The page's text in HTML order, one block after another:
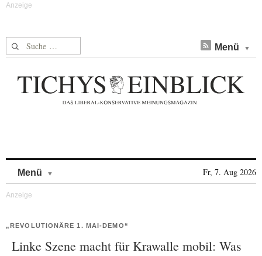
Suche nach: Menü
Menü Fr, 7. Aug 2026
„REVOLUTIONÄRE 1. MAI-DEMO“
Linke Szene macht für Krawalle mobil: Was